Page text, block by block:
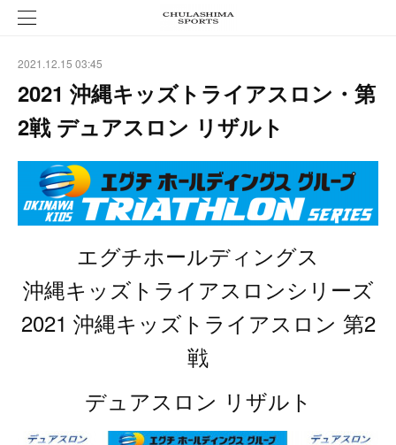
2021.12.15 03:45
2021 沖縄キッズトライアスロン・第
2戦 デュアスロン リザルト
エグチホールディングス
沖縄キッズトライアスロンシリーズ
2021 沖縄キッズトライアスロン 第2
戦
デュアスロン リザルト